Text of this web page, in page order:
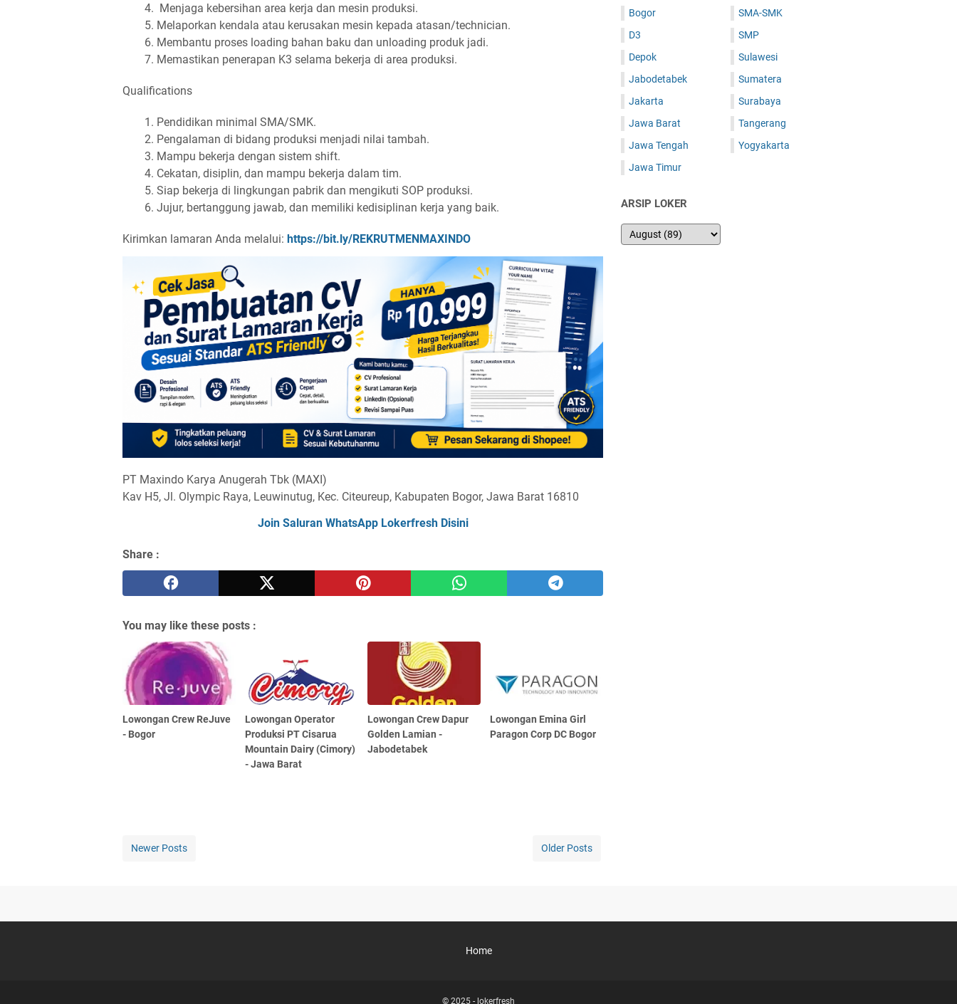
Menjaga kebersihan area kerja dan mesin produksi.
Melaporkan kendala atau kerusakan mesin kepada atasan/technician.
Membantu proses loading bahan baku dan unloading produk jadi.
Memastikan penerapan K3 selama bekerja di area produksi.
Qualifications
Pendidikan minimal SMA/SMK.
Pengalaman di bidang produksi menjadi nilai tambah.
Mampu bekerja dengan sistem shift.
Cekatan, disiplin, dan mampu bekerja dalam tim.
Siap bekerja di lingkungan pabrik dan mengikuti SOP produksi.
Jujur, bertanggung jawab, dan memiliki kedisiplinan kerja yang baik.
Kirimkan lamaran Anda melalui: https://bit.ly/REKRUTMENMAXINDO
PT Maxindo Karya Anugerah Tbk (MAXI)
Kav H5, Jl. Olympic Raya, Leuwinutug, Kec. Citeureup, Kabupaten Bogor, Jawa Barat 16810
Join Saluran WhatsApp Lokerfresh Disini
Share :
You may like these posts :
Lowongan Crew ReJuve
- Bogor
Lowongan Operator
Produksi PT Cisarua
Mountain Dairy (Cimory)
- Jawa Barat
Lowongan Crew Dapur
Golden Lamian -
Jabodetabek
Lowongan Emina Girl
Paragon Corp DC Bogor
Newer Posts Older Posts
Bogor
D3
Depok
Jabodetabek
Jakarta
Jawa Barat
Jawa Tengah
Jawa Timur
SMA-SMK
SMP
Sulawesi
Sumatera
Surabaya
Tangerang
Yogyakarta
ARSIP LOKER
Home
© 2025 - lokerfresh